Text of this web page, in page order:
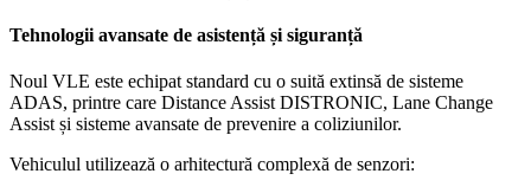
Tehnologii avansate de asistență și siguranță
Noul VLE este echipat standard cu o suită extinsă de sisteme
ADAS, printre care Distance Assist DISTRONIC, Lane Change
Assist și sisteme avansate de prevenire a coliziunilor.
Vehiculul utilizează o arhitectură complexă de senzori: